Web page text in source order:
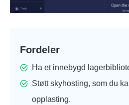
Fordeler
Ha et innebygd
Støtt skyhosting, som du
opplasting.